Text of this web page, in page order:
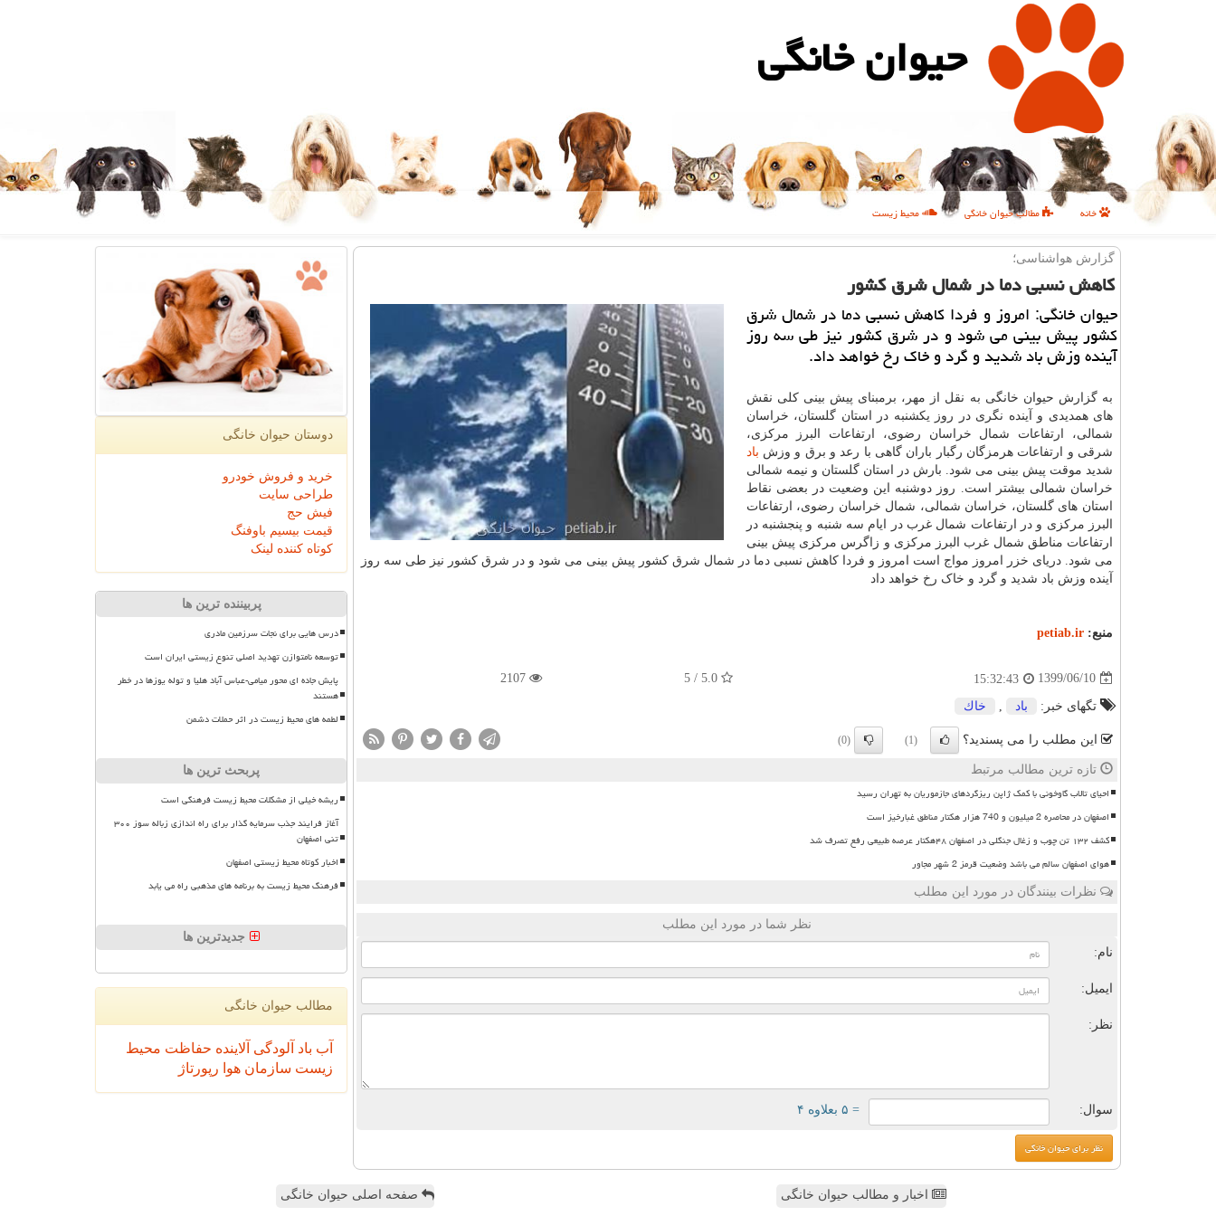
حیوان خانگی
خانه مطالب حیوان خانگی محیط زیست
گزارش هواشناسی؛
كاهش نسبی دما در شمال شرق كشور
حیوان خانگی: امروز و فردا كاهش نسبی دما در شمال شرق
كشور پیش بینی می شود و در شرق كشور نیز طی سه روز
آینده وزش باد شدید و گرد و خاك رخ خواهد داد.
به گزارش حیوان خانگی به نقل از مهر، برمبنای پیش بینی کلی نقش
های همدیدی و آینده نگری در روز یکشنبه در استان گلستان، خراسان
شمالی، ارتفاعات شمال خراسان رضوی، ارتفاعات البرز مرکزی،
شرقی و ارتفاعات هرمزگان رگبار باران گاهی با رعد و برق و وزش باد
شدید موقت پیش بینی می شود. بارش در استان گلستان و نیمه شمالی
خراسان شمالی بیشتر است. روز دوشنبه این وضعیت در بعضی نقاط
استان های گلستان، خراسان شمالی، شمال خراسان رضوی، ارتفاعات
البرز مرکزی و در ارتفاعات شمال غرب در ایام سه شنبه و پنجشنبه در
ارتفاعات مناطق شمال غرب البرز مرکزی و زاگرس مرکزی پیش بینی
می شود. دریای خزر امروز مواج است امروز و فردا کاهش نسبی دما در شمال شرق کشور پیش بینی می شود و در شرق کشور نیز طی سه روز
آینده وزش باد شدید و گرد و خاک رخ خواهد داد
منبع: petiab.ir
1399/06/10
15:32:43
5.0 / 5
2107
تگهای خبر: باد خاك
این مطلب را می پسندید؟ (1)
(0)
تازه ترین مطالب مرتبط
احیای تالاب گاوخونی با کمک ژاپن ریزگردهای جازموریان به تهران رسید
اصفهان در محاصره 2 میلیون و 740 هزار هکتار مناطق غبارخیز است
کشف ۱۳۲ تن چوب و زغال جنگلی در اصفهان ۴۸هکتار عرصه طبیعی رفع تصرف شد
هوای اصفهان سالم می باشد وضعیت قرمز 2 شهر مجاور
نظرات بینندگان در مورد این مطلب
نظر شما در مورد این مطلب
نام:
ایمیل:
نظر:
سوال: = ۵ بعلاوه ۴
دوستان حیوان خانگی
خرید و فروش خودرو
طراحی سایت
فیش حج
قیمت بیسیم باوفنگ
کوتاه کننده لینک
پربیننده ترین ها
درس هایی برای نجات سرزمین مادری
توسعه نامتوازن تهدید اصلی تنوع زیستی ایران است
پایش جاده ای محور میامی-عباس آباد هلیا و توله یوزها در خطر
هستند
لطمه های محیط زیست در اثر حملات دشمن
پربحث ترین ها
ریشه خیلی از مشکلات محیط زیست فرهنگی است
آغاز فرایند جذب سرمایه گذار برای راه اندازی زباله سوز ۳۰۰
تنی اصفهان
اخبار کوتاه محیط زیستی اصفهان
فرهنگ محیط زیست به برنامه های مذهبی راه می یابد
جدیدترین ها
مطالب حیوان خانگی
آب باد آلودگی آلاینده حفاظت محیط
زیست سازمان هوا رپورتاژ
اخبار و مطالب حیوان خانگی صفحه اصلی حیوان خانگی